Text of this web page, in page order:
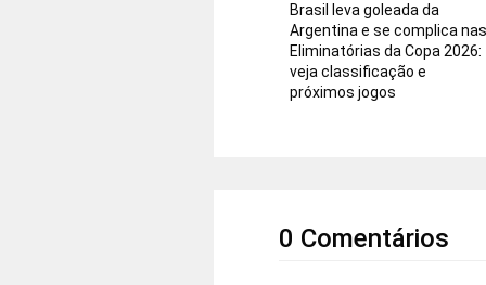
Brasil leva goleada da
Argentina e se complica
Eliminatórias da Copa 2026:
veja classificação e
próximos jogos
0 Comentários